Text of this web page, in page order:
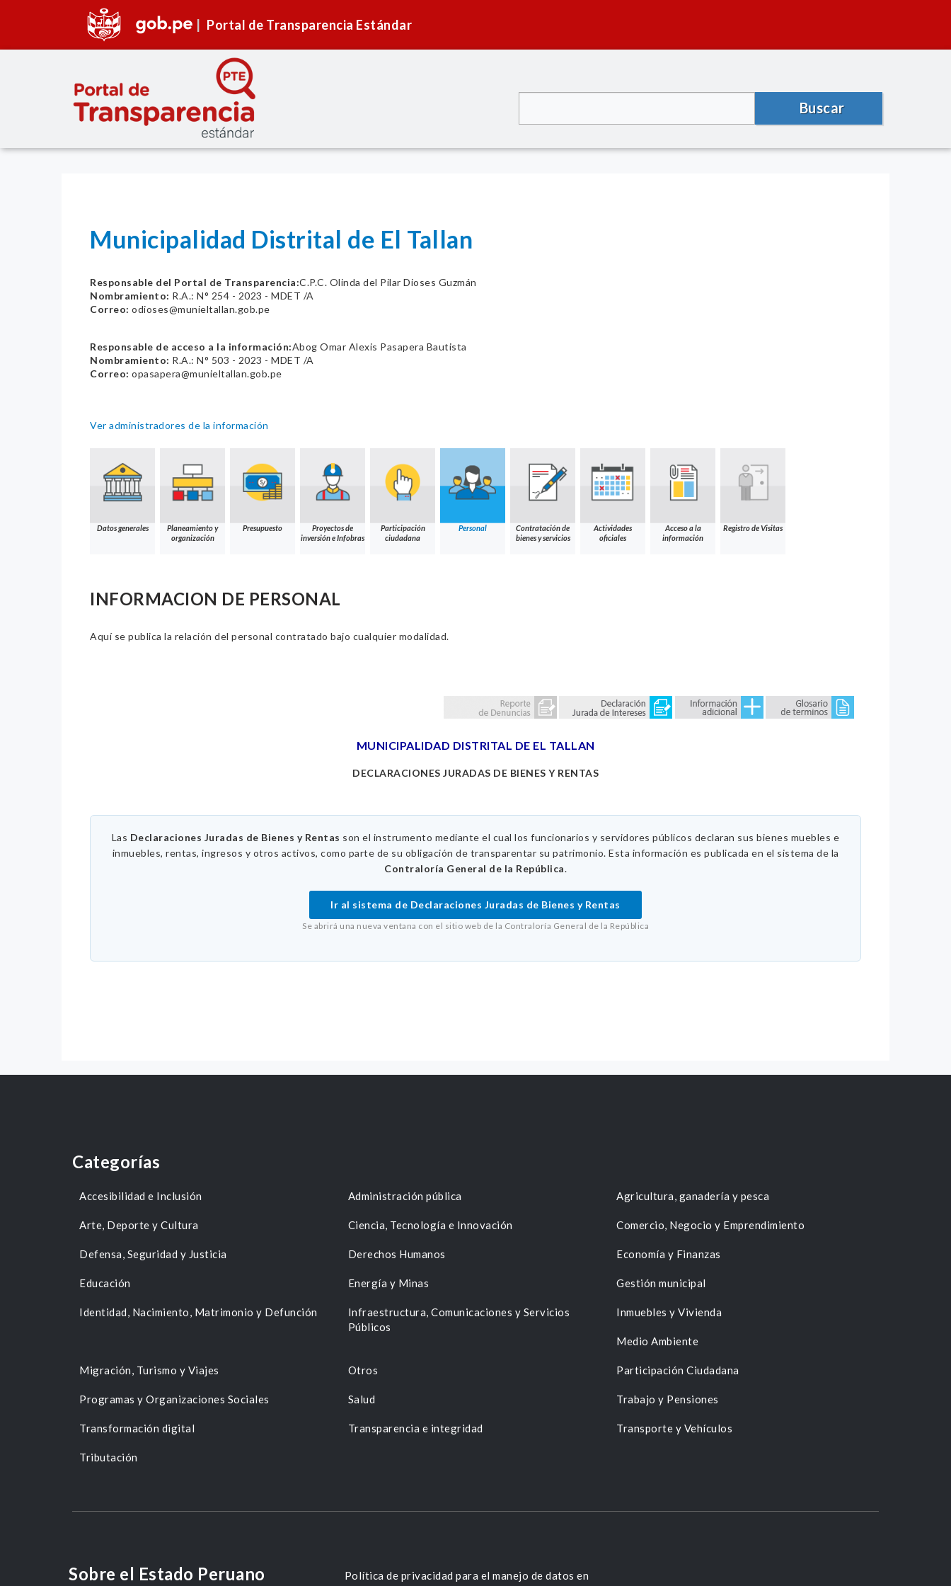
Portal de Transparencia Estándar
Buscar
Municipalidad Distrital de El Tallan
Responsable del Portal de Transparencia:C.P.C. Olinda del Pilar Dioses Guzmán
Nombramiento: R.A.: N° 254 - 2023 - MDET /A
Correo: odioses@munieltallan.gob.pe
Responsable de acceso a la información:Abog Omar Alexis Pasapera Bautista
Nombramiento: R.A.: N° 503 - 2023 - MDET /A
Correo: opasapera@munieltallan.gob.pe
Ver administradores de la información
Datos generales
Planeamiento y
organización
Presupuesto
Proyectos de
inversión e Infobras
Participación
ciudadana
Personal
Contratación de
bienes y servicios
Actividades
oficiales
Acceso a la
información
Registro de Visitas
INFORMACION DE PERSONAL
Aquí se publica la relación del personal contratado bajo cualquier modalidad.
MUNICIPALIDAD DISTRITAL DE EL TALLAN
DECLARACIONES JURADAS DE BIENES Y RENTAS
Las Declaraciones Juradas de Bienes y Rentas son el instrumento mediante el cual los funcionarios y servidores públicos declaran sus bienes muebles e
inmuebles, rentas, ingresos y otros activos, como parte de su obligación de transparentar su patrimonio. Esta información es publicada en el sistema de la
Contraloría General de la República.
Ir al sistema de Declaraciones Juradas de Bienes y Rentas
Se abrirá una nueva ventana con el sitio web de la Contraloría General de la República
Categorías
Accesibilidad e Inclusión Administración pública Agricultura, ganadería y pesca
Arte, Deporte y Cultura Ciencia, Tecnología e Innovación Comercio, Negocio y Emprendimiento
Defensa, Seguridad y Justicia Derechos Humanos Economía y Finanzas
Educación Energía y Minas Gestión municipal
Identidad, Nacimiento, Matrimonio y Defunción
Infraestructura, Comunicaciones y Servicios
Públicos
Inmuebles y Vivienda
Medio Ambiente
Migración, Turismo y Viajes Otros Participación Ciudadana
Programas y Organizaciones Sociales Salud Trabajo y Pensiones
Transformación digital Transparencia e integridad Transporte y Vehículos
Tributación
Sobre el Estado Peruano
Política de privacidad para el manejo de datos en